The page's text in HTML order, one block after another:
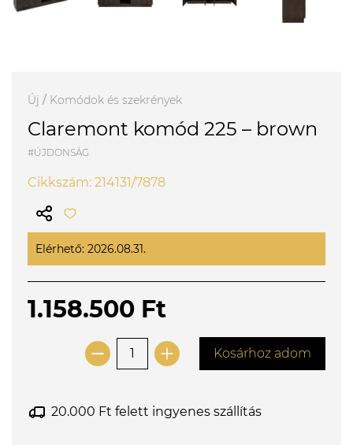
Új / Komódok és szekrények
Claremont komód 225 – brown
#ÚJDONSÁG
Cikkszám: 214131/7878
Elérhető: 2026.08.31.
1.158.500 Ft
Kosárhoz adom
20.000 Ft felett ingyenes szállítás